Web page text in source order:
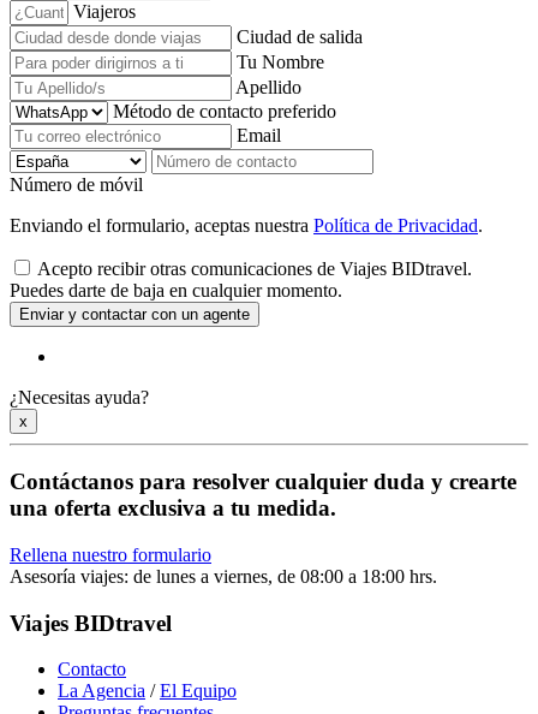
Viajeros
Ciudad de salida
Tu Nombre
Apellido
Método de contacto preferido
Email
Número de móvil
Enviando el formulario, aceptas nuestra Política de Privacidad.
Acepto recibir otras comunicaciones de Viajes BIDtravel.
Puedes darte de baja en cualquier momento.
Enviar y contactar con un agente
¿Necesitas ayuda?
x
Contáctanos para resolver cualquier duda y crearte
una oferta exclusiva a tu medida.
Rellena nuestro formulario
Asesoría viajes: de lunes a viernes, de 08:00 a 18:00 hrs.
Viajes BIDtravel
Contacto
La Agencia /El Equipo